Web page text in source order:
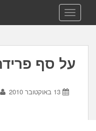
TOGGLE NAVIGATION
על סף
13 באוקטובר 2010